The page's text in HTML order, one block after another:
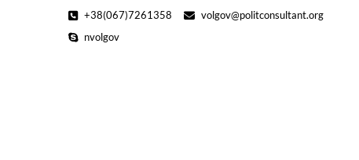
+38(067)7261358
volgov@politconsultant.org
nvolgov